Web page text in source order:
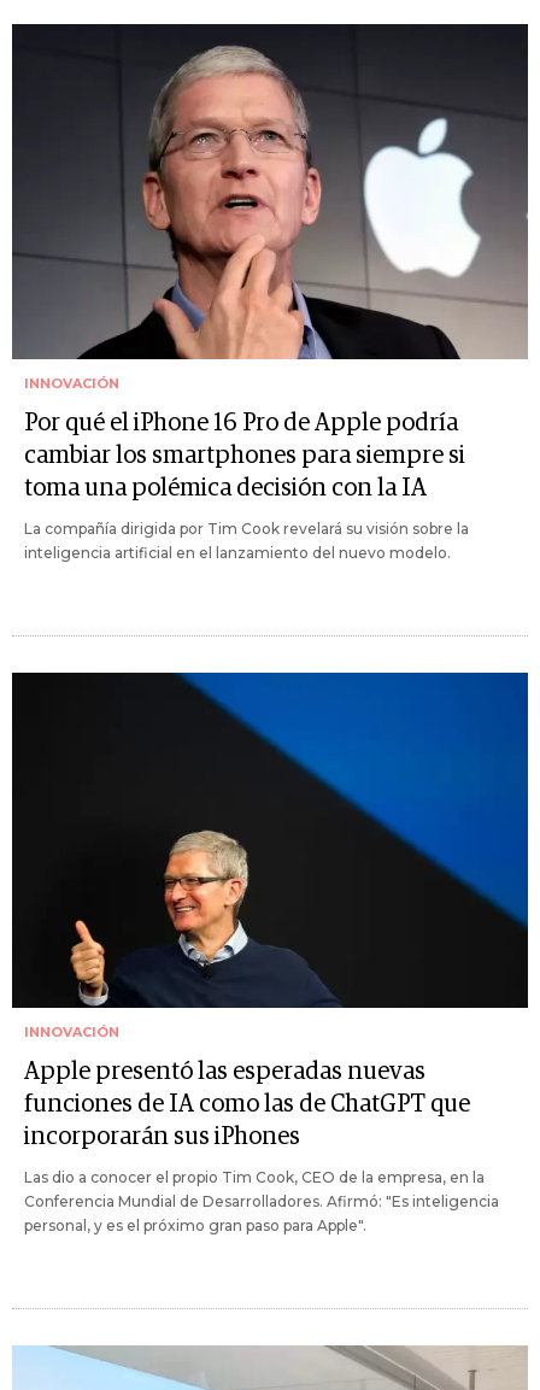
INNOVACIÓN
Por qué el iPhone 16 Pro de Apple podría
cambiar los smartphones para siempre si
toma una polémica decisión con la IA
La compañía dirigida por Tim Cook revelará su visión sobre la
inteligencia artificial en el lanzamiento del nuevo modelo.
INNOVACIÓN
Apple presentó las esperadas nuevas
funciones de IA como las de ChatGPT que
incorporarán sus iPhones
Las dio a conocer el propio Tim Cook, CEO de la empresa, en la
Conferencia Mundial de Desarrolladores. Afirmó: "Es inteligencia
personal, y es el próximo gran paso para Apple".